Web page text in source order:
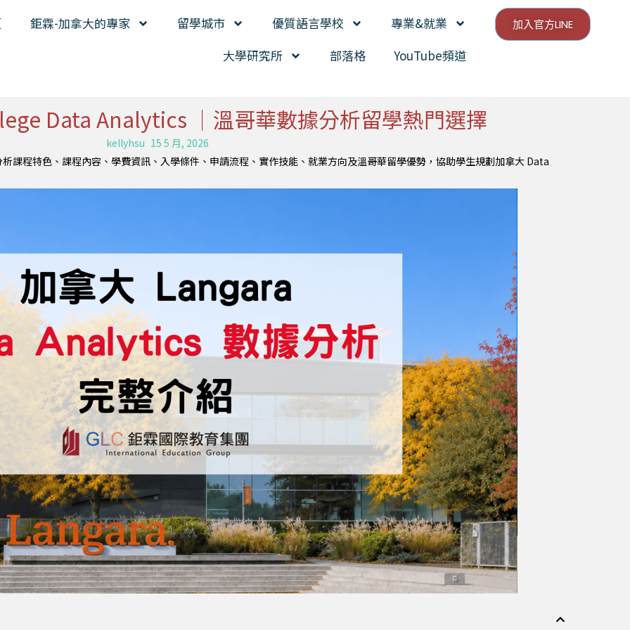
鉅霖-加拿大的專家 留學城市 優質語言學校
專業&就業
大學研究所
部落格 YouTube頻道
加入官方LINE
Data Analytics ｜溫哥華數據分析留學熱門選擇
kellyhsu 15 5 月, 2026
程特色、課程內容、學費資訊、入學條件、申請流程、實作技能、就業方向及溫哥華留學優勢，協助學生規劃加拿大 Data